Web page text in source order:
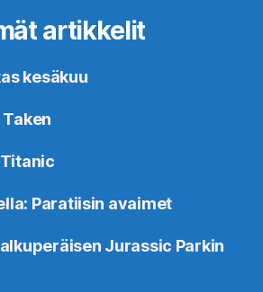
artikkelit
kesäkuu
Paratiisin avaimet
Jurassic Parkin